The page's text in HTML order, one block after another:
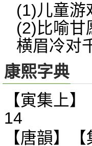
(1)儿童游
(2)比喻甘
横眉冷对
康熙字典
【寅集上
14
【唐韻】